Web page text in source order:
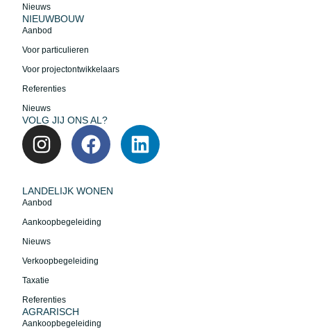
Nieuws
NIEUWBOUW
Aanbod
Voor particulieren
Voor projectontwikkelaars
Referenties
Nieuws
VOLG JIJ ONS AL?
LANDELIJK WONEN
Aanbod
Aankoopbegeleiding
Nieuws
Verkoopbegeleiding
Taxatie
Referenties
AGRARISCH
Aankoopbegeleiding